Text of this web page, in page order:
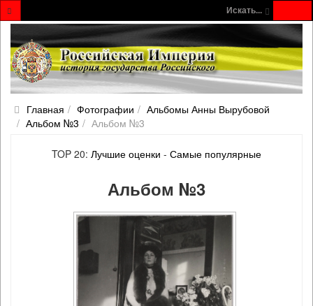
Искать...
Главная Фотографии
Альбомы Анны Вырубовой
Альбом №3
Альбом №3
TOP 20: Лучшие оценки - Самые популярные
Альбом №3